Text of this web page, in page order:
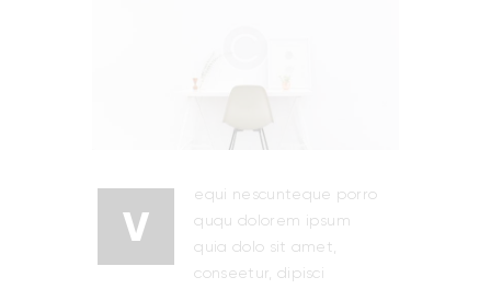
V
equi nescunteque porro
ququ dolorem ipsum
quia dolo sit amet,
conseetur, dipisci